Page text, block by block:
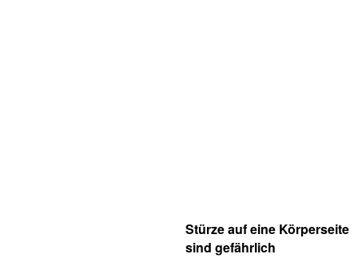
Stürze auf eine Körperseite
sind gefährlich